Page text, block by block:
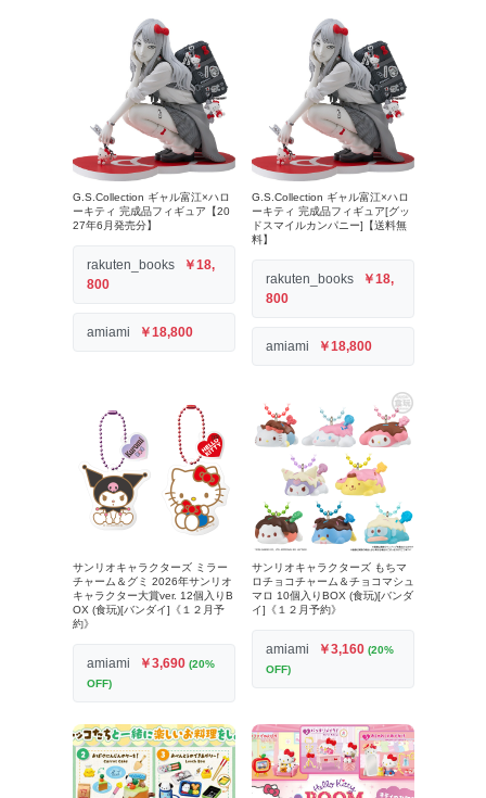
G.S.Collection ギャル富江×ハロ
ーキティ 完成品フィギュア【20
27年6月発売分】
rakuten_books
￥18,
800
amiami ￥18,800
G.S.Collection ギャル富江×ハロ
ーキティ 完成品フィギュア[グッ
ドスマイルカンパニー]【送料無
料】
rakuten_books
￥18,
800
amiami ￥18,800
サンリオキャラクターズ ミラー
チャーム＆グミ 2026年サンリオ
キャラクター大賞ver. 12個入りB
OX (食玩)[バンダイ]《１２月予
約》
amiami ￥3,690 (20%
OFF)
サンリオキャラクターズ もちマ
ロチョコチャーム＆チョコマシュ
マロ 10個入りBOX (食玩)[バンダ
イ]《１２月予約》
amiami ￥3,160 (20%
OFF)